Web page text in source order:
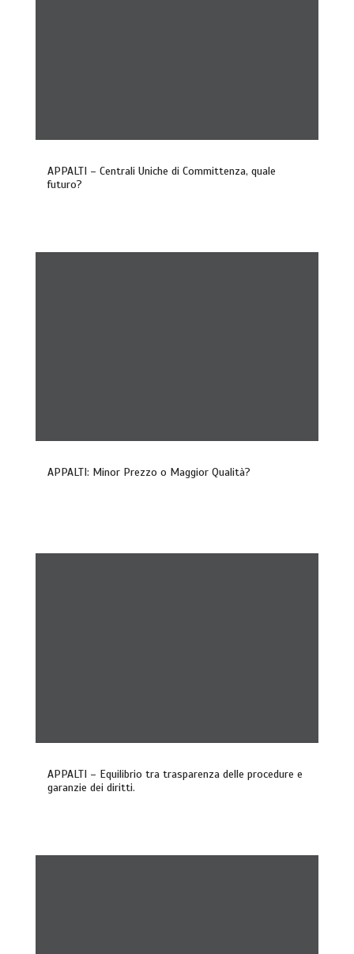
APPALTI – Centrali Uniche di Committenza, quale
futuro?
APPALTI: Minor Prezzo o Maggior Qualità?
APPALTI – Equilibrio tra trasparenza delle procedure e
garanzie dei diritti.